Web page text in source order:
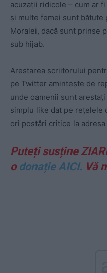
acuzații ridicole – cum ar
și multe femei sunt bătute
Moralei, dacă sunt prinse
sub hijab.
Arestarea scriitorului
pe Twitter amintește de
unde oamenii sunt
simplu like dat pe rețelele
ori postări critice la
Puteți susține
o donație AICI. Vă